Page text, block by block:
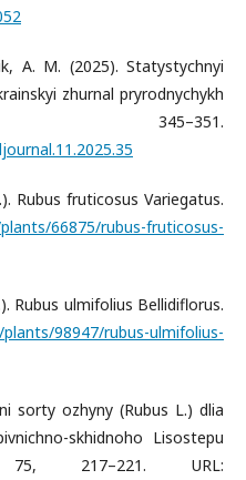
A. M. (2025). Statystychnyi
zhurnal pryrodnychykh
Rubus fruticosus Variegatus.
66875/rubus-fruticosus-
Rubus ulmifolius Bellidiflorus.
98947/rubus-ulmifolius-
sorty ozhyny (Rubus L.) dlia
skhidnoho Lisostepu
75, 217–221. URL: